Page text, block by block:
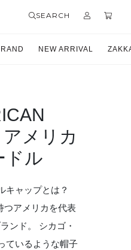
SEARCH
NEW ARRIVAL
メリカ
ドル
キャップとは？
つアメリカを代表
ンド。 シカゴ・
ているような帽子